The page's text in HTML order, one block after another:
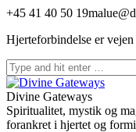
+45 41 40 50 19
Hjerteforbindelse er
Divine Gateways
Spiritualitet, mystik og
forankret i hjertet og